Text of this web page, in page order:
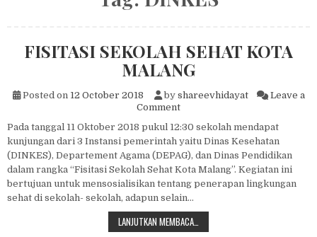
FISITASI SEKOLAH SEHAT KOTA
MALANG
Posted on 12 October 2018 by shareevhidayat
Leave a
Commenton FISITASI SEKOLAH
Pada tanggal 11 Oktober 2018 pukul 12:30 sekolah mendapat
kunjungan dari 3 Instansi pemerintah yaitu Dinas Kesehatan
(DINKES), Departement Agama (DEPAG), dan Dinas Pendidikan
dalam rangka “Fisitasi Sekolah Sehat Kota Malang”. Kegiatan ini
bertujuan untuk mensosialisikan tentang penerapan lingkungan
sehat di sekolah- sekolah, adapun selain…
LANJUTKAN MEMBACA…